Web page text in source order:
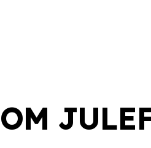
OM